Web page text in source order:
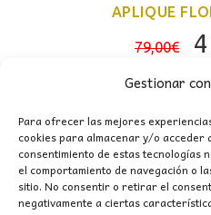
Gestionar
Para ofrecer las mejores
cookies para almacenar y/o acceder
consentimiento de estas tecnologías
el comportamiento de navegación o
sitio. No consentir o retirar el
negativamente a ciertas
APLIQUE
79,00€